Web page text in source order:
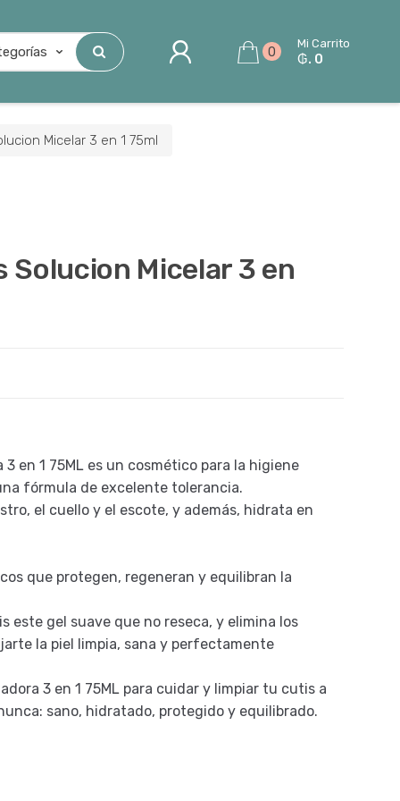
0
Mi Carrito
₲. 0
Micelar 3 en 1 75ml
Micelar 3 en
3 en 1 75ML es un cosmético para la higiene
fórmula de excelente tolerancia.
el cuello y el escote, y además, hidrata en
que protegen, regeneran y equilibran la
este gel suave que no reseca, y elimina los
la piel limpia, sana y perfectamente
3 en 1 75ML para cuidar y limpiar tu cutis a
sano, hidratado, protegido y equilibrado.